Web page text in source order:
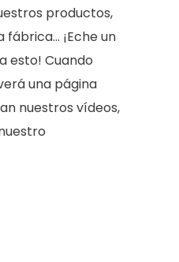
productos,
¡Eche un
esto! Cuando
una página
nuestros vídeos,